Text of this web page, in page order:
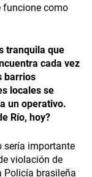
funcione como
tranquila que
cada vez
barrios
locales se
un operativo.
Río, hoy?
sería importante
violación de
Policía brasileña